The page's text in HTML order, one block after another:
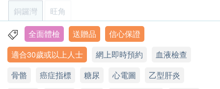
3 基本項目
超聲波檢查
肝膽超聲波
心臟檢查
本身體檢查計劃有效期為12個月，客戶必須於12
個月內(由確認付款日期起計)接受有關檢查，逾期
作廢。
請注意：新冠疫苗前健康檢查進行前不會有醫生評
估，所有健康檢查/服務並非作為醫務診斷或治療
用途，醫護人員不會為客人提供任何新冠疫苗建議
或選擇。
銅鑼灣
旺角
香港銅鑼灣恩平道28號利園二期24樓2401室
顯示地圖
星期一至六：9:00a.m. – 18:30p.m.
全面體檢 送贈品
信心保證
適合30歲或以上人士
網上即時預約
血液檢查
骨骼
癌症指標 糖尿 心電圖
乙型肝炎